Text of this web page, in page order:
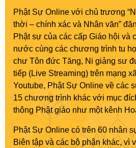
Phật Sự Online với chủ trương
thời – chính xác và Nhân văn”
Phật sự của các cấp Giáo hội và
nước cùng các chương trình tu
chư Tôn đức Tăng, Ni giảng sư
tiếp (Live Streaming) trên mạng
Youtube, Phật Sự Online về các
15 chương trình khác với mục
thông Phật giáo như một kênh
Phật Sự Online có trên 60 nhân
Biên tập và các bộ phận khác, vì